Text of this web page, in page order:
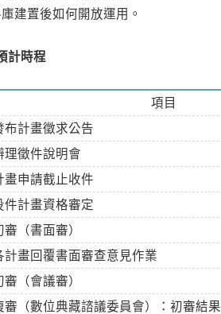
建置後如何開放運用。
計時程
項目
布計畫徵求公告
理徵件說明會
畫申請截止收件
件計畫資格審定
審（書面審）
計畫回覆書面審查意見作業
審（會議審）
審（數位典藏諮議委員會）：初審結